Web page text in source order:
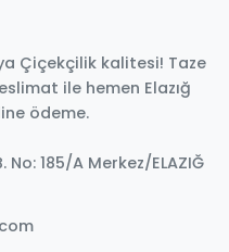
Çiçekçilik kalitesi! Taze
ile hemen Elazığ
ödeme.
No: 185/A Merkez/ELAZIĞ